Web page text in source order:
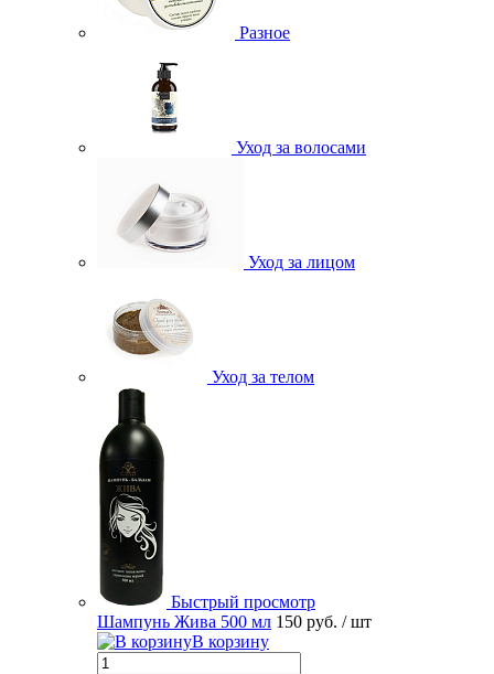
Разное
Уход за волосами
Уход за лицом
Уход за телом
Быстрый просмотр
Шампунь Жива 500 мл 150 руб. / шт
В корзину